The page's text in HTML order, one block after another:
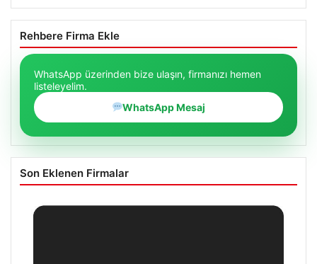
Rehbere Firma Ekle
WhatsApp üzerinden bize ulaşın, firmanızı hemen
listeleyelim.
WhatsApp Mesaj
Son Eklenen Firmalar